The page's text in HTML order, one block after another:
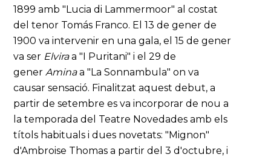
1899 amb "Lucia di Lammermoor" al costat
del tenor Tomás Franco. El 13 de gener de
1900 va intervenir en una gala, el 15 de gener
va ser Elviraa "I Puritani" i el 29 de
generAminaa "La Sonnambula" on va
causar sensació. Finalitzat aquest debut, a
partir de setembre es va incorporar de nou a
la temporada del Teatre Novedades amb els
títols habituals i dues novetats: "Mignon"
d'Ambroise Thomas a partir del 3 d'octubre, i